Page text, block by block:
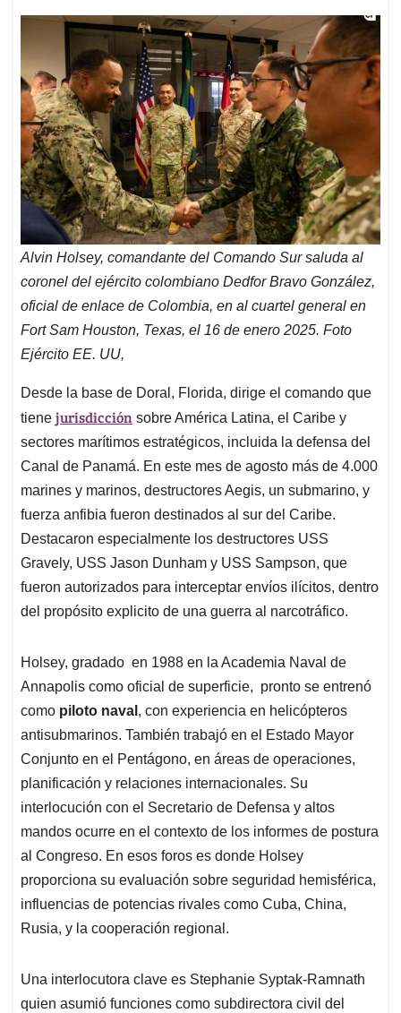
Alvin Holsey, comandante del Comando Sur saluda al
coronel del ejército colombiano Dedfor Bravo González,
oficial de enlace de Colombia, en al cuartel general en
Fort Sam Houston, Texas, el 16 de enero 2025. Foto
Ejército EE. UU,
Desde la base de Doral, Florida, dirige el comando que
tiene jurisdicción sobre América Latina, el Caribe y
sectores marítimos estratégicos, incluida la defensa del
Canal de Panamá. En este mes de agosto más de 4.000
marines y marinos, destructores Aegis, un submarino, y
fuerza anfibia fueron destinados al sur del Caribe.
Destacaron especialmente los destructores USS
Gravely, USS Jason Dunham y USS Sampson, que
fueron autorizados para interceptar envíos ilícitos, dentro
del propósito explicito de una guerra al narcotráfico.
Holsey, gradado en 1988 en la Academia Naval de
Annapolis como oficial de superficie, pronto se entrenó
como piloto naval , con experiencia en helicópteros
antisubmarinos. También trabajó en el Estado Mayor
Conjunto en el Pentágono, en áreas de operaciones,
planificación y relaciones internacionales. Su
interlocución con el Secretario de Defensa y altos
mandos ocurre en el contexto de los informes de postura
al Congreso. En esos foros es donde Holsey
proporciona su evaluación sobre seguridad hemisférica,
influencias de potencias rivales como Cuba, China,
Rusia, y la cooperación regional.
Una interlocutora clave es Stephanie Syptak-Ramnath
quien asumió funciones como subdirectora civil del